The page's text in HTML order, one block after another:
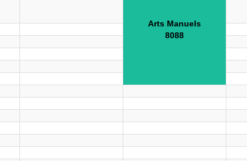
Arts Manuels
8088